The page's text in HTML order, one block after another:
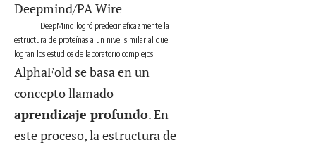
Deepmind/PA Wire
DeepMind logró predecir eficazmente la
estructura de proteínas a un nivel similar al que
logran los estudios de laboratorio complejos.
AlphaFold se basa en un
concepto llamado
aprendizaje profundo. En
este proceso, la estructura de